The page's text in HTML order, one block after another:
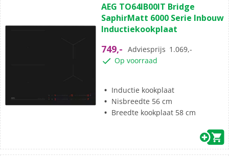
van
de
5
3
beoordelingen
AEG TO64IB00IT Bridge
SaphirMatt 6000 Serie Inbouw
Inductiekookplaat
749,- Adviesprijs 1.069,-
Op voorraad
Inductie kookplaat
Nisbreedte 56 cm
Breedte kookplaat 58 cm